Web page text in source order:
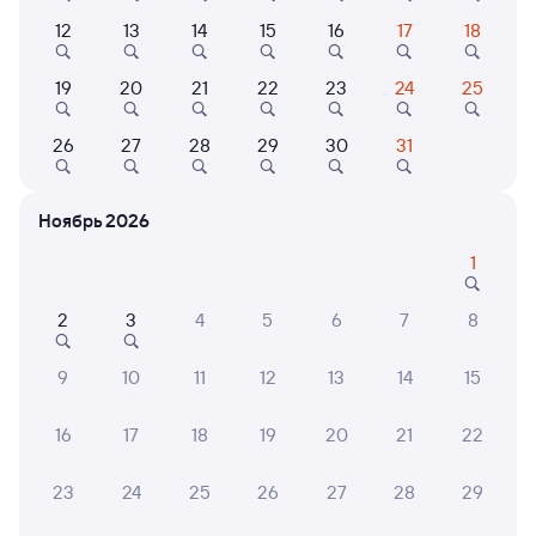
от 1 ⁠990 ⁠₽ 2 ⁠559 ⁠₽
096Я Проходящий
Заборье
в Котлас Южный
08:41
Дни следования ближайшие: 9, 13, 17 августа Маршрут
Плацкарт Купе
12 13 14 15 16 17 18
19 20 21 22 23 24 25
26 27 28 29 30 31
Ноябрь 2026
1
2 3 4 5 6 7 8
9 10 11 12 13 14 15
16 17 18 19 20 21 22
23 24 25 26 27 28 29